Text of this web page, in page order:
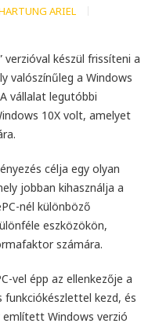
ARIEL
készül frissíteni a
valószínűleg a Windows
vállalat legutóbbi
10X volt, amelyet
célja egy olyan
jobban kihasználja a
nél különböző
eszközökön,
számára.
vel épp az ellenkezője a
funkciókészlettel kezd, és
említett Windows verzió